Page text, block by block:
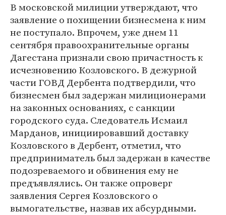
В московской милиции утверждают, что
заявление о похищении бизнесмена к ним
не поступало. Впрочем, уже днем 11
сентября правоохранительные органы
Дагестана признали свою причастность к
исчезновению Козловского. В дежурной
части ГОВД Дербента подтвердили, что
бизнесмен был задержан милиционерами
на законных основаниях, с санкции
городского суда. Следователь Исмаил
Марданов, инициировавший доставку
Козловского в Дербент, отметил, что
предприниматель был задержан в качестве
подозреваемого и обвинения ему не
предъявлялись. Он также опроверг
заявления Сергея Козловского о
вымогательстве, назвав их абсурдными.